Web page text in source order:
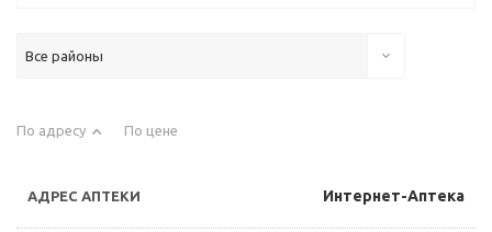
Все районы
По адресу По цене
Интернет-Аптека